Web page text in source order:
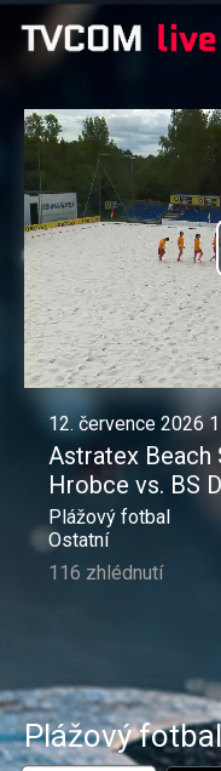
12. července 2026
Astratex Beach
Hrobce vs. BS
Plážový fotbal
Ostatní
116 zhlédnutí
Plážový fotbal